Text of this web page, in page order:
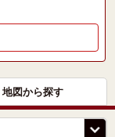
地図から探す